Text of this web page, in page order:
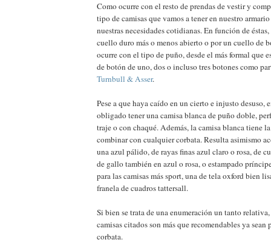
Como ocurre con el resto de prendas de vestir y
tipo de camisas que vamos a tener en nuestro
nuestras necesidades cotidianas. En función de
cuello duro más o menos abierto o por un cuello de
ocurre con el tipo de puño, desde el más formal que
de botón de uno, dos o incluso tres botones como
Turnbull & Asser.
Pese a que haya caído en un cierto e injusto desuso,
obligado tener una camisa blanca de puño doble,
traje o con chaqué. Además, la camisa blanca tiene
combinar con cualquier corbata. Resulta asimismo
una azul pálido, de rayas finas azul claro o rosa, de
de gallo también en azul o rosa, o estampado
para las camisas más sport, una de tela oxford bien
franela de cuadros tattersall.
Si bien se trata de una enumeración un tanto
camisas citados son más que recomendables ya sean
corbata.